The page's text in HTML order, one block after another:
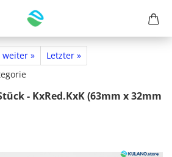
weiter »
Letzter »
- KxRed.KxK (63mm x 32mm